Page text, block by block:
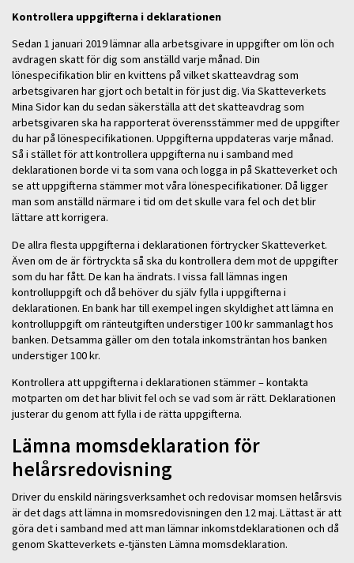
Kontrollera uppgifterna i deklarationen
Sedan 1 januari 2019 lämnar alla arbetsgivare in uppgifter om lön och
avdragen skatt för dig som anställd varje månad. Din
lönespecifikation blir en kvittens på vilket skatteavdrag som
arbetsgivaren har gjort och betalt in för just dig. Via Skatteverkets
Mina Sidor kan du sedan säkerställa att det skatteavdrag som
arbetsgivaren ska ha rapporterat överensstämmer med de uppgifter
du har på lönespecifikationen. Uppgifterna uppdateras varje månad.
Så i stället för att kontrollera uppgifterna nu i samband med
deklarationen borde vi ta som vana och logga in på Skatteverket och
se att uppgifterna stämmer mot våra lönespecifikationer. Då ligger
man som anställd närmare i tid om det skulle vara fel och det blir
lättare att korrigera.
De allra flesta uppgifterna i deklarationen förtrycker Skatteverket.
Även om de är förtryckta så ska du kontrollera dem mot de uppgifter
som du har fått. De kan ha ändrats. I vissa fall lämnas ingen
kontrolluppgift och då behöver du själv fylla i uppgifterna i
deklarationen. En bank har till exempel ingen skyldighet att lämna en
kontrolluppgift om ränteutgiften understiger 100 kr sammanlagt hos
banken. Detsamma gäller om den totala inkomsträntan hos banken
understiger 100 kr.
Kontrollera att uppgifterna i deklarationen stämmer – kontakta
motparten om det har blivit fel och se vad som är rätt. Deklarationen
justerar du genom att fylla i de rätta uppgifterna.
Lämna momsdeklaration för
helårsredovisning
Driver du enskild näringsverksamhet och redovisar momsen helårsvis
är det dags att lämna in momsredovisningen den 12 maj. Lättast är att
göra det i samband med att man lämnar inkomstdeklarationen och då
genom Skatteverkets e-tjänsten Lämna momsdeklaration.